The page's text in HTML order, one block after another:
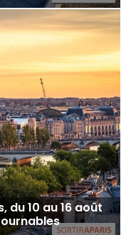
du 10 au 16 août